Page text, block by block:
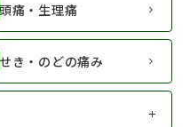
頭痛・生理痛
せき・のどの痛み